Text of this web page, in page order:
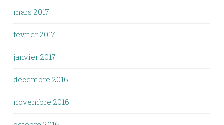
mars 2017
février 2017
janvier 2017
décembre 2016
novembre 2016